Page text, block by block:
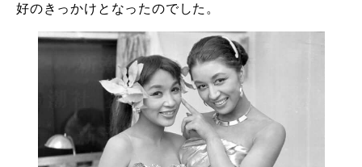
好のきっかけとなったのでした。